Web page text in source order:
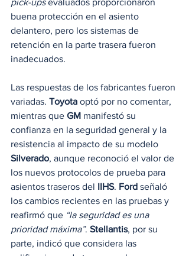
buena protección en el asiento
delantero, pero los sistemas de
retención en la parte trasera fueron
inadecuados.
Las respuestas de los fabricantes fueron
variadas. Toyota optó por no comentar,
mientras que GM manifestó su
confianza en la seguridad general y la
resistencia al impacto de su modelo
Silverado, aunque reconoció el valor de
los nuevos protocolos de prueba para
asientos traseros del IIHS. Ford señaló
los cambios recientes en las pruebas y
reafirmó que “la seguridad es una
prioridad máxima”. Stellantis, por su
parte, indicó que considera las